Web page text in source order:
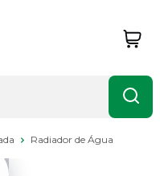
Radiador de Água